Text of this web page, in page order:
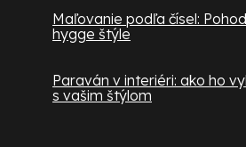
Maľovanie podľa čísel:
hygge štýle
Paraván v interiéri: ako ho
s vašim štýlom